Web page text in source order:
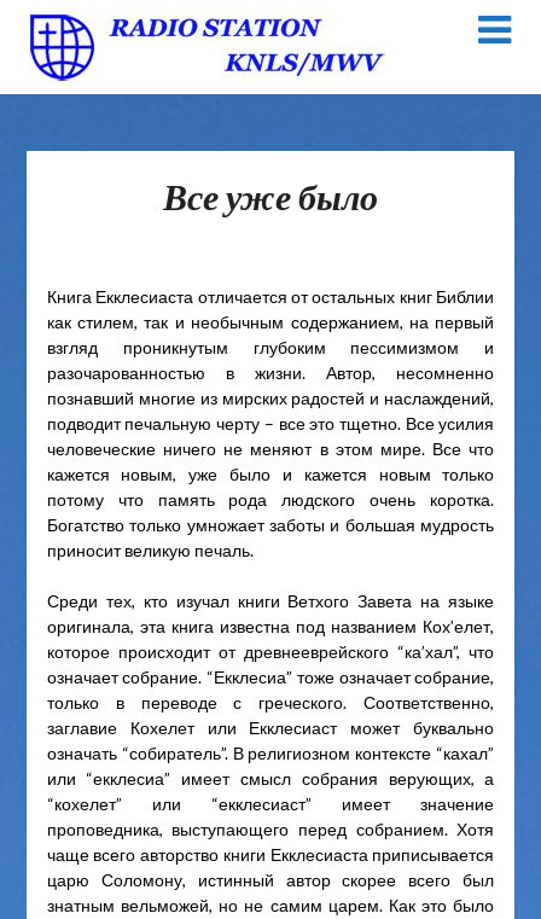
Все уже было
Книга Екклесиаста отличается от остальных книг Библии
как стилем, так и необычным содержанием, на первый
взгляд проникнутым глубоким пессимизмом и
разочарованностью в жизни. Автор, несомненно
познавший многие из мирских радостей и наслаждений,
подводит печальную черту – все это тщетно. Все усилия
человеческие ничего не меняют в этом мире. Все что
кажется новым, уже было и кажется новым только
потому что память рода людского очень коротка.
Богатство только умножает заботы и большая мудрость
приносит великую печаль.
Среди тех, кто изучал книги Ветхого Завета на языке
оригинала, эта книга известна под названием Кох’елет,
которое происходит от древнееврейского “ка’хал”, что
означает собрание. “Екклесиа” тоже означает собрание,
только в переводе с греческого. Соответственно,
заглавие Кохелет или Екклесиаст может буквально
означать “собиратель”. В религиозном контексте “кахал”
или “екклесиа” имеет смысл собрания верующих, а
“кохелет” или “екклесиаст” имеет значение
проповедника, выступающего перед собранием. Хотя
чаще всего авторство книги Екклесиаста приписывается
царю Соломону, истинный автор скорее всего был
знатным вельможей, но не самим царем. Как это было